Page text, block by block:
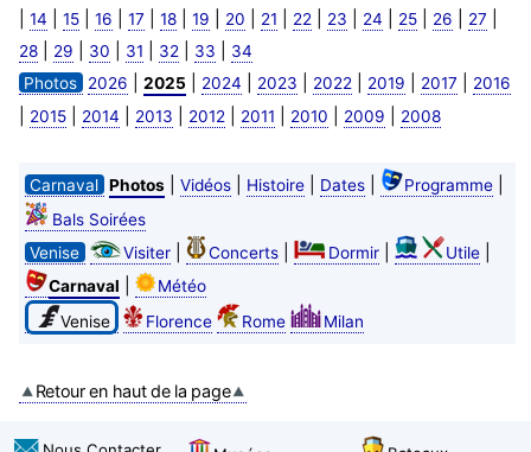
14 15| 16 17 18| 19 20 21 22 23 24 25| 26 27
28| 29 30 31 32 33
34
Photos
2026 2025 2024 2023 2022 2019 2017 2016
2015| 2014 2013 2012 2011 2010 2009 2008
Carnaval Photos| Vidéos| Histoire| Dates| Programme|
Bals Soirées
Venise
Visiter| Concerts| Dormir| Utile|
Carnaval
Météo
Venise
Florence Rome Milan
Retour en haut de la page